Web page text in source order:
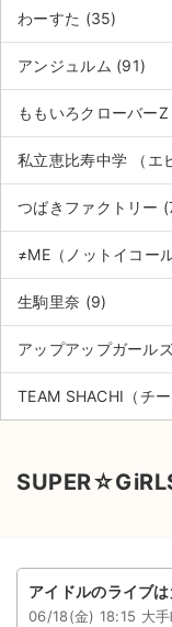
サイト情報
公演登録依頼
わーすた (35)
アンジュルム (91)
ももいろクローバー
私立恵比寿中学 （エ
つばきファクトリー
≠ME（ノットイコー
生駒里奈 (9)
アップアップガール
TEAM SHACHI（チ
アイドルのライブは
06/18(金) 18:15 大手